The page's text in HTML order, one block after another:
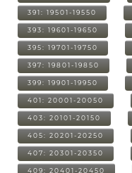
391: 19501-19550
393: 19601-19650
395: 19701-19750
397: 19801-19850
399: 19901-19950
401: 20001-20050
403: 20101-20150
405: 20201-20250
407: 20301-20350
409: 20401-20450